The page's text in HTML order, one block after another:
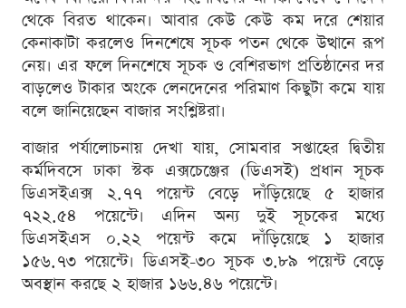
থেকে বিরত থাকেন। আবার কেউ কেউ কম দরে শেয়ার
কেনাকাটা করলেও দিনশেষে সূচক পতন থেকে উত্থানে রূপ
নেয়। এর ফলে দিনশেষে সূচক ও বেশিরভাগ প্রতিষ্ঠানের দর
বাড়লেও টাকার অংকে লেনদেনের পরিমাণ কিছুটা কমে যায়
বলে জানিয়েছেন বাজার সংশ্লিষ্টরা।
বাজার পর্যালোচনায় দেখা যায়, সোমবার সপ্তাহের দ্বিতীয়
কর্মদিবসে ঢাকা স্টক এক্সচেঞ্জের (ডিএসই) প্রধান সূচক
ডিএসইএক্স ২.৭৭ পয়েন্ট বেড়ে দাঁড়িয়েছে ৫ হাজার
৭২২.৫৪ পয়েন্টে। এদিন অন্য দুই সূচকের মধ্যে
ডিএসইএস ০.২২ পয়েন্ট কমে দাঁড়িয়েছে ১ হাজার
১৫৬.৭৩ পয়েন্টে। ডিএসই-৩০ সূচক ৩.৮৯ পয়েন্ট বেড়ে
অবস্থান করছে ২ হাজার ১৬৬.৪৬ পয়েন্টে।